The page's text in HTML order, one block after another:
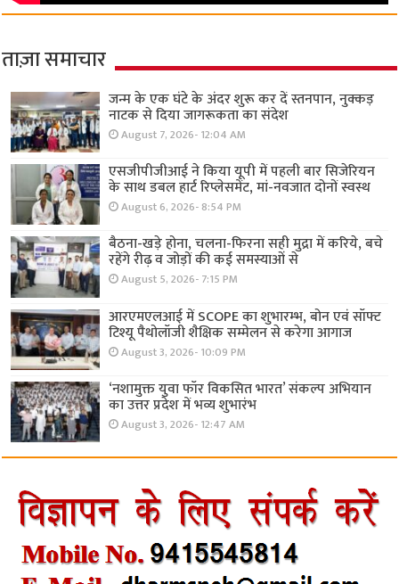
ताज़ा समाचार
जन्म के एक घंटे के अंदर शुरू कर दें स्तनपान, नुक्कड़
नाटक से दिया जागरूकता का संदेश
August 7, 2026- 12:04 AM
एसजीपीजीआई ने किया यूपी में पहली बार सिजेरियन
के साथ डबल हार्ट रिप्लेसमेंट, मां-नवजात दोनों स्वस्थ
August 6, 2026- 8:54 PM
बैठना-खड़े होना, चलना-फिरना सही मुद्रा में करिये, बचे
रहेंगे रीढ़ व जोड़ों की कई समस्याओं से
August 5, 2026- 7:15 PM
आरएमएलआई में SCOPE का शुभारम्भ, बोन एवं सॉफ्ट
टिश्यू पैथोलॉजी शैक्षिक सम्मेलन से करेगा आगाज
August 3, 2026- 10:09 PM
‘नशामुक्त युवा फॉर विकसित भारत’ संकल्प अभियान
का उत्तर प्रदेश में भव्य शुभारंभ
August 3, 2026- 12:47 AM